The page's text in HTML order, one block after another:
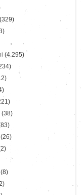
(329)
(4.295)
(38)
(26)
(8)